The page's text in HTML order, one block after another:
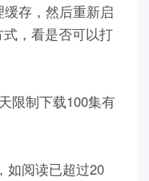
存，然后重新启
，看是否可以打
限制下载100集有
如阅读已超过20